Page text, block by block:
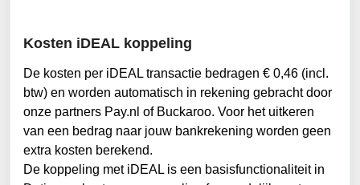
Kosten iDEAL koppeling
De kosten per iDEAL transactie bedragen € 0,46 (incl.
btw) en worden automatisch in rekening gebracht door
onze partners Pay.nl of Buckaroo. Voor het uitkeren
van een bedrag naar jouw bankrekening worden geen
extra kosten berekend.
De koppeling met iDEAL is een basisfunctionaliteit in